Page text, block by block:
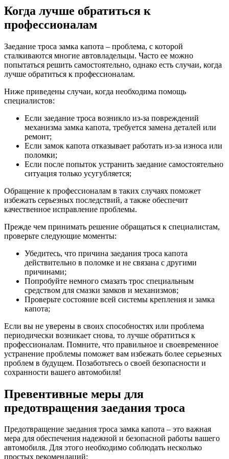
Когда лучше обратиться к
профессионалам
Заедание троса замка капота – проблема, с которой
сталкиваются многие автовладельцы. Часто ее можно
попытаться решить самостоятельно, однако есть случаи, когда
лучше обратиться к профессионалам.
Ниже приведены случаи, когда необходима помощь
специалистов:
Если заедание троса возникло из-за повреждений
механизма замка капота, требуется замена деталей или
ремонт;
Если замок капота отказывает работать из-за износа или
поломки;
Если после попыток устранить заедание самостоятельно
ситуация только усугубляется;
Обращение к профессионалам в таких случаях поможет
избежать серьезных последствий, а также обеспечит
качественное исправление проблемы.
Прежде чем принимать решение обращаться к специалистам,
проверьте следующие моменты:
Убедитесь, что причина заедания троса капота
действительно в поломке и не связана с другими
причинами;
Попробуйте немного смазать трос специальным
средством для смазки замков и механизмов;
Проверьте состояние всей системы крепления и замка
капота;
Если вы не уверены в своих способностях или проблема
периодически возникает снова, то лучше обратиться к
профессионалам. Помните, что правильное и своевременное
устранение проблемы поможет вам избежать более серьезных
проблем в будущем. Позаботьтесь о своей безопасности и
сохранности вашего автомобиля!
Превентивные меры для
предотвращения заедания троса
Предотвращение заедания троса замка капота – это важная
мера для обеспечения надежной и безопасной работы вашего
автомобиля. Для этого необходимо соблюдать несколько
простых рекомендаций: